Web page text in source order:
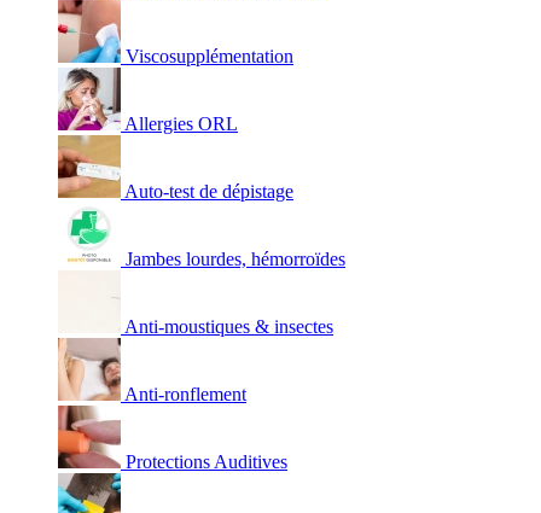
Viscosupplémentation
Allergies ORL
Auto-test de dépistage
Jambes lourdes, hémorroïdes
Anti-moustiques & insectes
Anti-ronflement
Protections Auditives